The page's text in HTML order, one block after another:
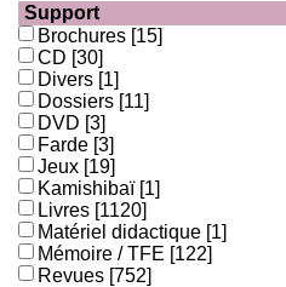
Support
Brochures [15]
CD [30]
Divers [1]
Dossiers [11]
DVD [3]
Farde [3]
Jeux [19]
Kamishibaï [1]
Livres [1120]
Matériel didactique [1]
Mémoire / TFE [122]
Revues [752]